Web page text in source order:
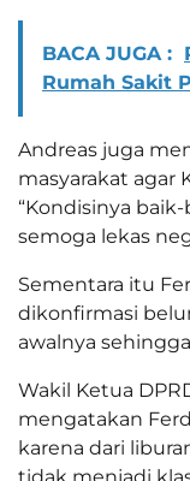
BACA JUGA :
Rumah Sakit
Andreas juga
masyarakat agar
“Kondisinya
semoga lekas
Sementara itu
dikonfirmasi
awalnya
Wakil Ketua
mengatakan
karena dari